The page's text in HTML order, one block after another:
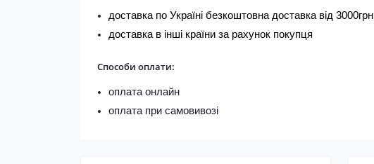
доставка по Україні безкоштовна доставка від 3000грн
доставка в інші країни за рахунок покупця
Способи оплати:
оплата онлайн
оплата при самовивозі